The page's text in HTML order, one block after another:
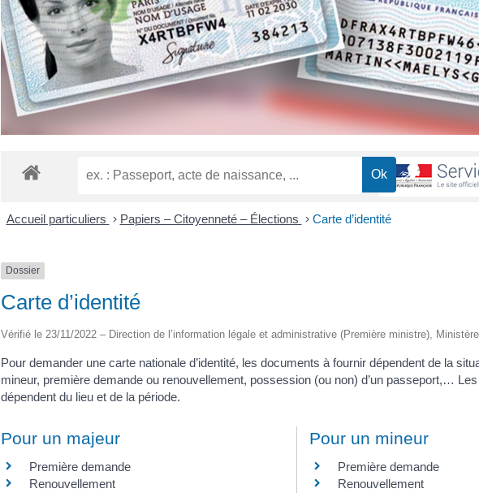
Accueil particuliers > Papiers – Citoyenneté – Élections > Carte d’identité
Dossier
Carte d’identité
Vérifié le 23/11/2022 – Direction de l’information légale et administrative (Première ministre),
Pour demander une carte nationale d’identité, les documents à fournir dépendent de la
mineur, première demande ou renouvellement, possession (ou non) d’un passeport,…
dépendent du lieu et de la période.
Pour un majeur
Première demande
Renouvellement
Pour un mineur
Première demande
Renouvellement